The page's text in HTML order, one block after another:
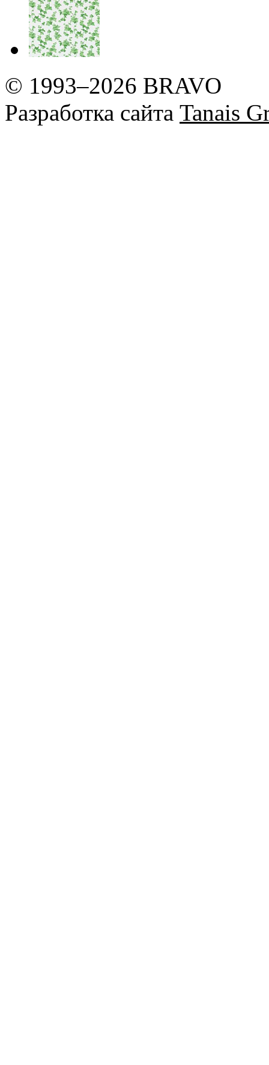
© 1993–2026 BRAVO
Разработка сайта Tanais